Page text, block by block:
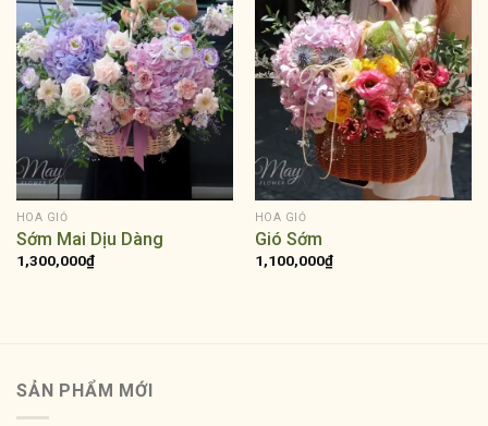
HOA GIỎ
Sớm Mai Dịu Dàng
1,300,000₫
HOA GIỎ
Gió Sớm
1,100,000₫
SẢN PHẨM MỚI